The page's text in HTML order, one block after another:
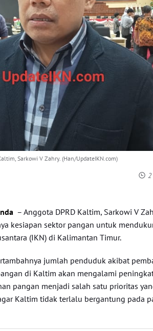
Sarkowi V Zahry. (Han/UpdateIKN.com)
2
– Anggota DPRD Kaltim, Sarkowi V
kesiapan sektor pangan untuk
(IKN) di Kalimantan Timur.
jumlah penduduk akibat
di Kaltim akan mengalami
pangan menjadi salah satu prioritas
Kaltim tidak terlalu bergantung pada